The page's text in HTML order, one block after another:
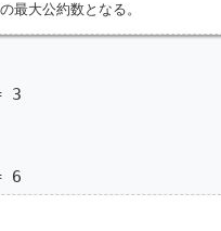
の最大公約数となる。
3
6